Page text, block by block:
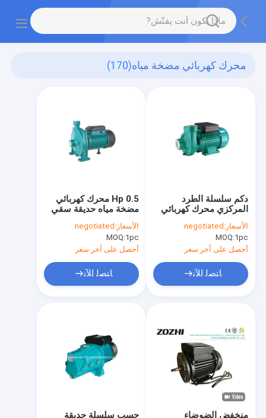
محرك كهربائي مضخة مياه(170)
0.5 Hp محرك كهربائي
مضخة مياه حديقة سقي
نقل المياه الكهربائية
مضخة
الأسعار: negotiated
MOQ:1pc
أحصل على آخر سعر
ﺎﺘﺼﻟ ﺍﻶﻧ
دكم سلسلة الطرد
المركزي محرك كهربائي
110v 60hz لمنطقة
الصرف الصحي
الأسعار: negotiated
MOQ:1pc
أحصل على آخر سعر
ﺎﺘﺼﻟ ﺍﻶﻧ
جسب سلسلة حديقة
منخفض الضوضاء